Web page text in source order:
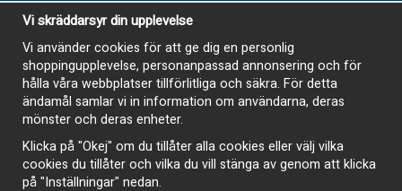
Vecka 32
Måndag kl 9-12, kl 13 - 15
Onsdag kl 9-12, kl 13 - 15
Tisdag, Tordag och Fredag stängt
E-Handelsbutiken är öppen och paket skickas hela
sommaren
Vi skräddarsyr din upplevelse
Vi använder cookies för att ge dig en personlig
shoppingupplevelse, personanpassad annonsering och för
hålla våra webbplatser tillförlitliga och säkra. För detta
ändamål samlar vi in information om användarna, deras
mönster och deras enheter.
Klicka på "Okej" om du tillåter alla cookies eller välj vilka
cookies du tillåter och vilka du vill stänga av genom att klicka
på "Inställningar" nedan.